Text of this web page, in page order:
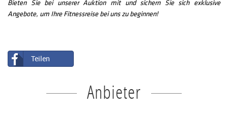
Bieten Sie bei unserer Auktion mit und sichern Sie sich exklusive
Angebote, um Ihre Fitnessreise bei uns zu beginnen!
Teilen
Anbieter